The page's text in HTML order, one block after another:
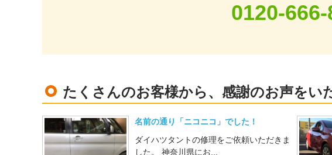
0120-
たくさんのお客様から、感謝のお声をい
名前の通り「ニコニコ」でした！
ダイハツタントの修理をご依頼いただきま
した。 神奈川県にお...